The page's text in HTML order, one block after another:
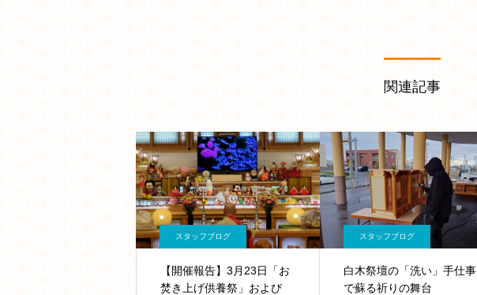
関連記事
スタッフブログ
【開催報告】3月23日「お
焚き上げ供養祭」および
スタッフブログ
白木祭壇の「洗い」手仕事
で蘇る祈りの舞台